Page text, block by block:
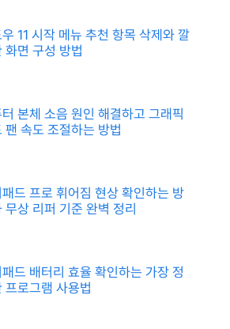
11 시작 메뉴 추천 항목 삭제와 깔
화면 구성 방법
본체 소음 원인 해결하고 그래픽
팬 속도 조절하는 방법
드 프로 휘어짐 현상 확인하는 방
무상 리퍼 기준 완벽 정리
드 배터리 효율 확인하는 가장 정
프로그램 사용법